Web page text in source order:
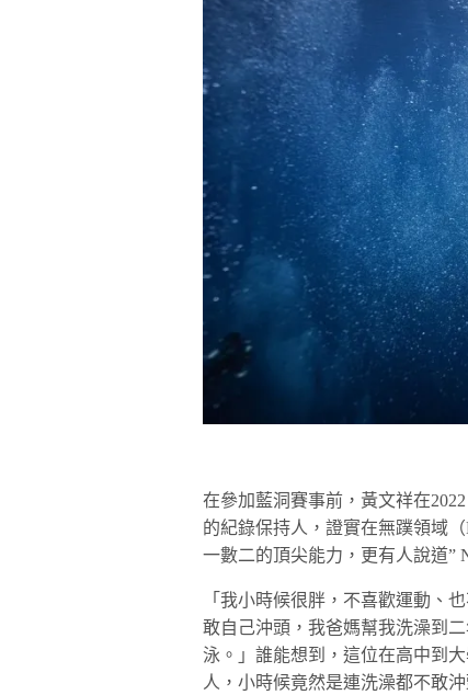
在參加藍洞賽事前，黃文祥在
的紀錄保持人，證實在無蹼領域
一數二的頂尖能力，更有人說道”
「我小時候很胖，不喜歡運動、
敢自己沖頭，我爸媽幫我洗澡到
泳。」誰能想到，這位在高中到
人，小時候竟然是連洗澡都不敢沖